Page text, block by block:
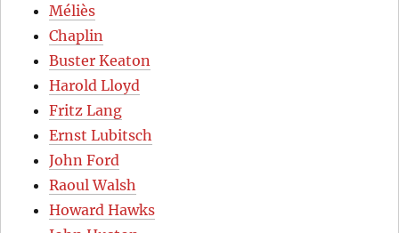
Méliès
Chaplin
Buster Keaton
Harold Lloyd
Fritz Lang
Ernst Lubitsch
John Ford
Raoul Walsh
Howard Hawks